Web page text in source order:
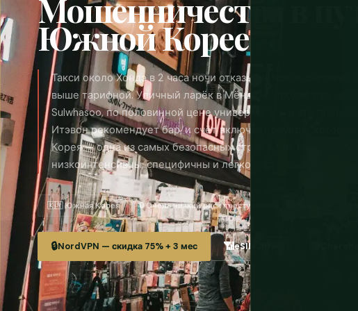
Мошенничества в
Южной Корее
Такси около Хондэ в 2 часа ночи отказывается от счетчика
выше тарифной. Уличный ларёк в Мёндоне продаёт то, что
Sulwhasoo, по половинной цене универмага — и это
Итэвон рекомендует бар, и счёт включает раунды,
Корея — одна из самых безопасных стран Азии. Её
низкоинтенсивны, специфичны и легко картографируемы.
🇰🇷 Южная Корея 🔒 Очень низкий риск преступности
🔒NordVPN — скидка 75% + 3 мес 📶eSIM Airalo